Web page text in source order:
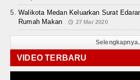
Walikota Medan Keluarkan Surat
Rumah Makan
27 Mar 2020
VIDEO TERBARU